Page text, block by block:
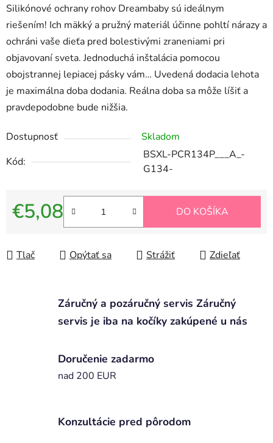
Silikónové ochrany rohov Dreambaby sú ideálnym
riešením! Ich mäkký a pružný materiál účinne pohltí nárazy a
ochráni vaše dieťa pred bolestivými zraneniami pri
objavovaní sveta. Jednoduchá inštalácia pomocou
obojstrannej lepiacej pásky vám… Uvedená dodacia lehota
je maximálna doba dodania. Reálna doba sa môže líšiť a
pravdepodobne bude nižšia.
Dostupnosť
Skladom
Kód:
BSXL-PCR134P___A_-
G134-
€5,08
Jednotková cena:
DO KOŠÍKA
Tlač Opýtať sa Strážiť Zdieľať
Záručný a pozáručný servis Záručný
servis je iba na kočíky zakúpené u nás
Doručenie zadarmo
nad 200 EUR
Konzultácie pred pôrodom